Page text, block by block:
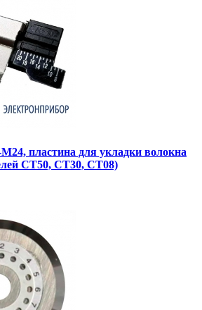
пластина для укладки волокна
CT50, CT30, CT08)